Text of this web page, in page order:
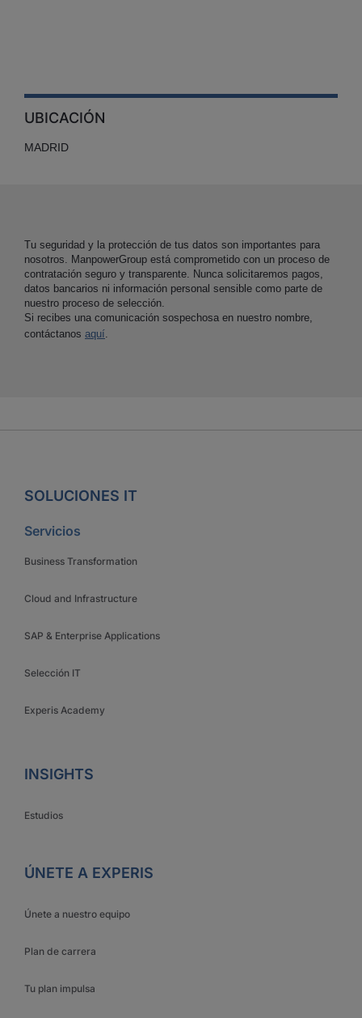
UBICACIÓN
MADRID
Tu seguridad y la protección de tus datos son importantes para
nosotros. ManpowerGroup está comprometido con un proceso de
contratación seguro y transparente. Nunca solicitaremos pagos,
datos bancarios ni información personal sensible como parte de
nuestro proceso de selección.
Si recibes una comunicación sospechosa en nuestro nombre,
contáctanos aquí.
SOLUCIONES IT
Servicios
Business Transformation
Cloud and Infrastructure
SAP & Enterprise Applications
Selección IT
Experis Academy
INSIGHTS
Estudios
ÚNETE A EXPERIS
Únete a nuestro equipo
Plan de carrera
Tu plan impulsa